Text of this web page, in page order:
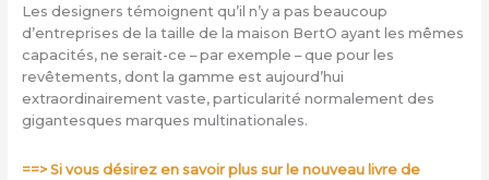
Les designers témoignent qu’il n’y a pas beaucoup
d’entreprises de la taille de la maison BertO ayant les mêmes
capacités, ne serait-ce – par exemple – que pour les
revêtements, dont la gamme est aujourd’hui
extraordinairement vaste, particularité normalement des
gigantesques marques multinationales.
==> Si vous désirez en savoir plus sur le nouveau livre de